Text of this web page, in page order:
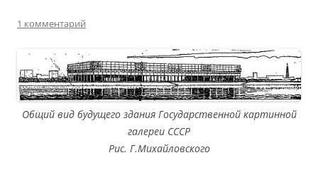
1 комментарий
Общий вид будущего здания Государственной картинной
галереи СССР
Рис. Г.Михайловского